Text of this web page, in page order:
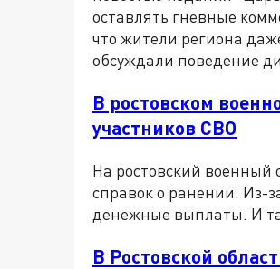
оставлять гневные
что жители региона
обсуждали поведение
В ростовском
участников СВО
На ростовский военный
справок о ранении. Из-
денежные выплаты. И
В Ростовской